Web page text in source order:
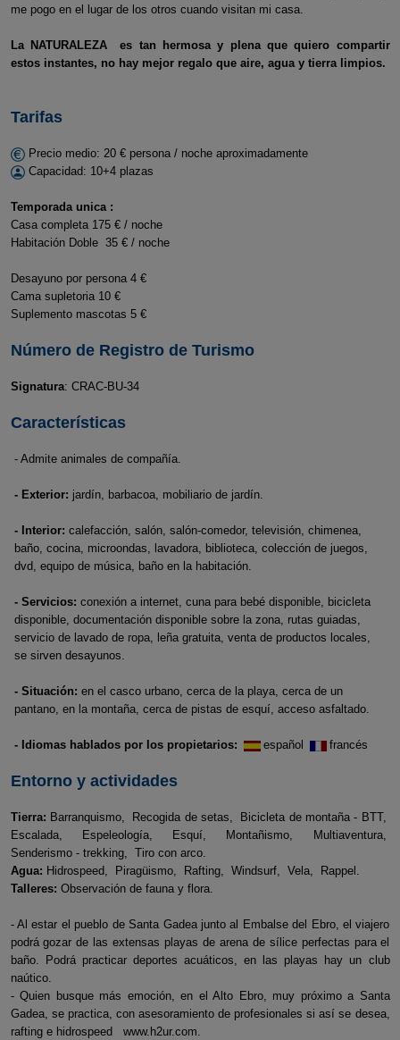
me pogo en el lugar de los otros cuando visitan mi casa.
La NATURALEZA es tan hermosa y plena que quiero compartir
estos instantes, no hay mejor regalo que aire, agua y tierra limpios.
Tarifas
Precio medio: 20 € persona / noche aproximadamente
Capacidad: 10+4 plazas
Temporada unica :
Casa completa 175 € / noche
Habitación Doble 35 € / noche
Desayuno por persona 4 €
Cama supletoria 10 €
Suplemento mascotas 5 €
Número de Registro de Turismo
Signatura: CRAC-BU-34
Características
- Admite animales de compañía.
- Exterior: jardín, barbacoa, mobiliario de jardín.
- Interior: calefacción, salón, salón-comedor, televisión, chimenea,
baño, cocina, microondas, lavadora, biblioteca, colección de juegos,
dvd, equipo de música, baño en la habitación.
- Servicios: conexión a internet, cuna para bebé disponible, bicicleta
disponible, documentación disponible sobre la zona, rutas guiadas,
servicio de lavado de ropa, leña gratuita, venta de productos locales,
se sirven desayunos.
- Situación: en el casco urbano, cerca de la playa, cerca de un
pantano, en la montaña, cerca de pistas de esquí, acceso asfaltado.
- Idiomas hablados por los propietarios: español francés
Entorno y actividades
Tierra: Barranquismo, Recogida de setas, Bicicleta de montaña - BTT,
Escalada, Espeleología, Esquí, Montañismo, Multiaventura,
Senderismo - trekking, Tiro con arco.
Agua: Hidrospeed, Piragüismo, Rafting, Windsurf, Vela, Rappel.
Talleres: Observación de fauna y flora.
- Al estar el pueblo de Santa Gadea junto al Embalse del Ebro, el viajero
podrá gozar de las extensas playas de arena de sílice perfectas para el
baño. Podrá practicar deportes acuáticos, en las playas hay un club
naútico.
- Quien busque más emoción, en el Alto Ebro, muy próximo a Santa
Gadea, se practica, con asesoramiento de profesionales si así se desea,
rafting e hidrospeed www.h2ur.com.